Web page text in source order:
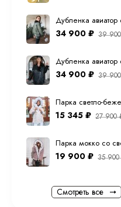
Дубленка авиатор
34 900 ₽ 39
Дубленка авиатор
34 900 ₽ 39
Парка светло-
15 345 ₽ 27 900
Парка мокко со
19 900 ₽ 35 900
Смотреть все